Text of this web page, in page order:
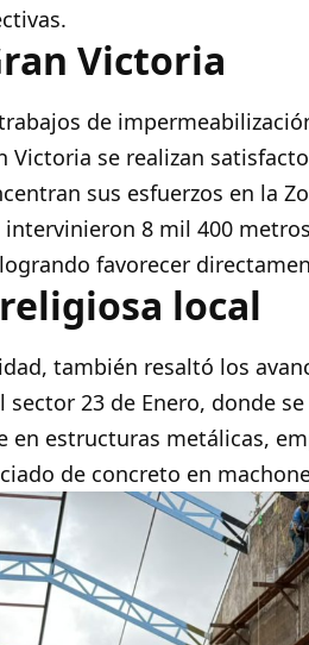
Victoria
de
Victoria se realizan
sus esfuerzos en la
intervinieron 8 mil 400
favorecer
local
también resaltó los
sector 23 de Enero, donde
en estructuras metálicas,
de concreto en